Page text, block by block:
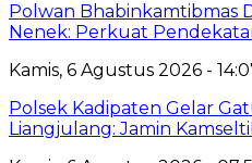
Polwan Bhabinkamtibmas
Nenek: Perkuat
Kamis, 6 Agustus 2026 -
Polsek Kadipaten Gelar
Liangjulang: Jamin